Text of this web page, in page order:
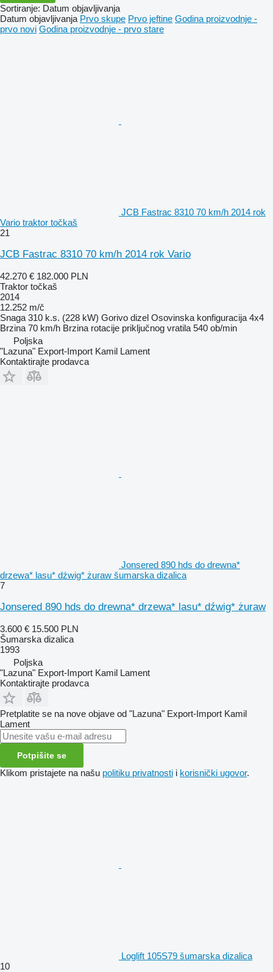
Sortiranje: Datum objavljivanja
Datum objavljivanja Prvo skupe Prvo jeftine Godina proizvodnje -
prvo novi Godina proizvodnje - prvo stare
JCB Fastrac 8310 70 km/h 2014 rok
Vario traktor točkaš
21
JCB Fastrac 8310 70 km/h 2014 rok Vario
42.270 € 182.000 PLN
Traktor točkaš
2014
12.252 m/č
Snaga 310 k.s. (228 kW) Gorivo dizel Osovinska konfiguracija 4x4
Brzina 70 km/h Brzina rotacije priključnog vratila 540 ob/min
Poljska
"Lazuna" Export-Import Kamil Lament
Kontaktirajte prodavca
Jonsered 890 hds do drewna*
drzewa* lasu* dźwig* żuraw šumarska dizalica
7
Jonsered 890 hds do drewna* drzewa* lasu* dźwig* żuraw
3.600 € 15.500 PLN
Šumarska dizalica
1993
Poljska
"Lazuna" Export-Import Kamil Lament
Kontaktirajte prodavca
Pretplatite se na nove objave od "Lazuna" Export-Import Kamil
Lament
Potpišite se
Klikom pristajete na našu politiku privatnosti i korisnički ugovor.
Loglift 105S79 šumarska dizalica
10